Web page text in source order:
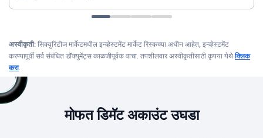
अस्वीकृती: सिक्युरिटीज मार्केटमधील इन्व्हेस्टमेंट मार्केट रिस्कच्या अधीन आहेत, इन्व्हेस्टमेंट
करण्यापूर्वी सर्व संबंधित डॉक्युमेंट्स काळजीपूर्वक वाचा. तपशीलवार अस्वीकृतीसाठी कृपया येथेक्लिक
करा.
मोफत डिमॅट अकाउंट उघडा